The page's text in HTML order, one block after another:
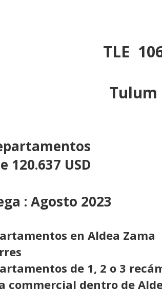
TLE
Tulum
120.637 USD
: Agosto 2023
en Aldea Zama
de 1, 2 o 3
commercial dentro de